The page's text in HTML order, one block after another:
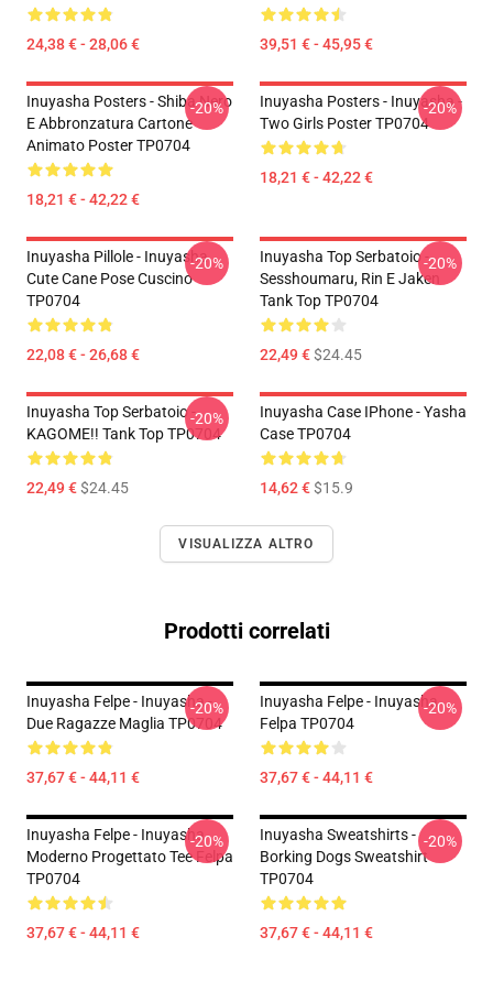
24,38 € - 28,06 € 39,51 € - 45,95 €
Inuyasha Posters - Shiba Nero
E Abbronzatura Cartone
Animato Poster TP0704
18,21 € - 42,22 €
-20%
Inuyasha Posters - Inuyasha -
Two Girls Poster TP0704
18,21 € - 42,22 €
-20%
Inuyasha Pillole - Inuyasha
Cute Cane Pose Cuscino
TP0704
22,08 € - 26,68 €
-20%
Inuyasha Top Serbatoio -
Sesshoumaru, Rin E Jaken
Tank Top TP0704
22,49 €$24.45
-20%
Inuyasha Top Serbatoio -
KAGOME!! Tank Top TP0704
22,49 €$24.45
-20%
Inuyasha Case IPhone - Yasha
Case TP0704
14,62 €$15.9
VISUALIZZA ALTRO
Prodotti correlati
Inuyasha Felpe - Inuyasha -
Due Ragazze Maglia TP0704
37,67 € - 44,11 €
-20%
Inuyasha Felpe - Inuyasha
Felpa TP0704
37,67 € - 44,11 €
-20%
Inuyasha Felpe - Inuyasha
Moderno Progettato Tee Felpa
TP0704
37,67 € - 44,11 €
-20%
Inuyasha Sweatshirts -
Borking Dogs Sweatshirt
TP0704
37,67 € - 44,11 €
-20%